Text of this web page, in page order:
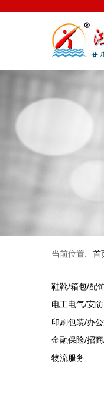
当前位置: 首
鞋靴/箱包/配
电工电气/安防
印刷包装/办
金融保险/招
物流服务